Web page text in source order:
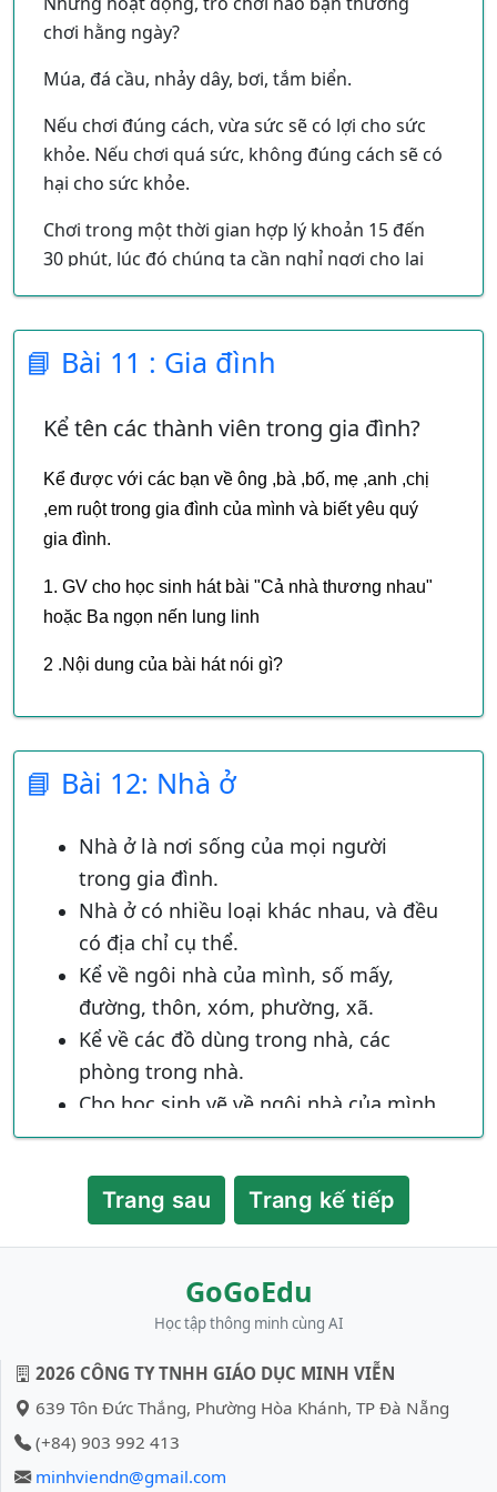
phải ăn thức ăn đã rửa sạch, nấu chín để đảm
chơi hằng ngày?
Múa, đá cầu, nhảy dây, bơi, tắm biển.
Nếu chơi đúng cách, vừa sức sẽ có lợi cho sức
khỏe. Nếu chơi quá sức, không đúng cách sẽ có
hại cho sức khỏe.
Chơi trong một thời gian hợp lý khoản 15 đến
30 phút, lúc đó chúng ta cần nghỉ ngơi cho lại
v.v...hoặc thay đổi hình thức hoạt động nhẹ
nhàng hơn.
Chúng ta nên thực hiện các tư thế đi, đứng
Khoản cách ngồi xem tivi cách màn hình từ 2,5
mét đến 3 met, tùy theo độ lớn của màn hình
khoản từ 20 đến 30 cm, không nên cúi sát quá
dẫn đến cận thị
Lúc đi, lúc đứng phải thẳng lưng, thẳng chân,
📘 Bài 11 : Gia đình
Kể tên các thành viên trong gia đình?
Kể được với các bạn về ông ,bà ,bố, mẹ ,anh ,chị
,em ruột trong gia đình của mình và biết yêu quý
gia đình.
1. GV cho học sinh hát bài "Cả nhà thương nhau"
hoặc Ba ngọn nến lung linh
2 .Nội dung của bài hát nói gì?
3. Xem tranh và thảo luận
những người thân sống trong một nhà, gọi là gia
4. Cho Học sinh vẽ tranh về gia đình của mình(vẽ
gia đình lúc ăn, lúc đi chơi, lúc xem tivi, lúc học bài
Kết Luận: Mỗi người sinh ra đều có gia đình, trong
gia đình có Bố, Mẹ, Anh, Chị, Em, Ông, Bà. nơi êm
được yêu thương chăm sóc, quan tâm đến nhau,
em có quyền được sống chung với những người
thân trong gia đình.
Dặn dò: Gia đình là tổ ấm, quan trọng nhất của các
em, sống phải yêu thương chăm sóc, quan tâm
đến nhau, giúp đỡ nhau cùng tiến bộ, cùng nhau
Về nhà các em xem lại mình đã học bài gia đình
📘 Bài 12: Nhà ở
Nhà ở là nơi sống của mọi người
trong gia đình.
Nhà ở có nhiều loại khác nhau, và đều
có địa chỉ cụ thể.
Kể về ngôi nhà của mình, số mấy,
đường, thôn, xóm, phường, xã.
Kể về các đồ dùng trong nhà, các
phòng trong nhà.
Cho học sinh vẽ về ngôi nhà của mình.
Trang sau Trang kế tiếp
GoGoEdu
Học tập thông minh cùng AI
2026 CÔNG TY TNHH GIÁO DỤC MINH VIỄN
639 Tôn Đức Thắng, Phường Hòa Khánh, TP Đà Nẵng
(+84) 903 992 413
minhviendn@gmail.com